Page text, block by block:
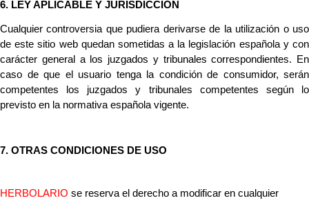
6. LEY APLICABLE Y JURISDICCIÓN
Cualquier controversia que pudiera derivarse de la utilización o uso
de este sitio web quedan sometidas a la legislación española y con
carácter general a los juzgados y tribunales correspondientes. En
caso de que el usuario tenga la condición de consumidor, serán
competentes los juzgados y tribunales competentes según lo
previsto en la normativa española vigente.
7. OTRAS CONDICIONES DE USO
HERBOLARIO se reserva el derecho a modificar en cualquier